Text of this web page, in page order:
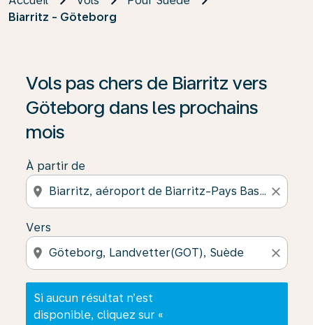
Biarritz - Göteborg
Vols pas chers de Biarritz vers
Göteborg dans les prochains
mois
À partir de
location_on close
Vers
location_on close
Si aucun résultat n’est
disponible, cliquez sur «
Si aucun résultat n’est disponible, cliquez sur «